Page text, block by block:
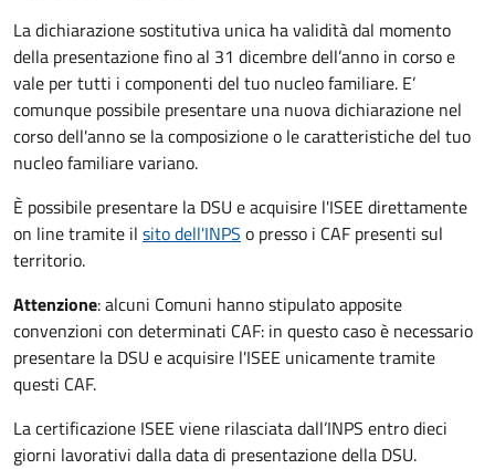
La dichiarazione sostitutiva unica ha validità dal momento
della presentazione fino al 31 dicembre dell’anno in corso e
vale per tutti i componenti del tuo nucleo familiare. E’
comunque possibile presentare una nuova dichiarazione nel
corso dell'anno se la composizione o le caratteristiche del tuo
nucleo familiare variano.
È possibile presentare la DSU e acquisire l'ISEE direttamente
on line tramite il sito dell'INPS o presso i CAF presenti sul
territorio.
Attenzione: alcuni Comuni hanno stipulato apposite
convenzioni con determinati CAF: in questo caso è necessario
presentare la DSU e acquisire l'ISEE unicamente tramite
questi CAF.
La certificazione ISEE viene rilasciata dall’INPS entro dieci
giorni lavorativi dalla data di presentazione della DSU.